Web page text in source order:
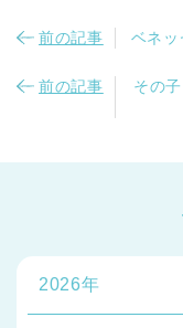
前の記事 ベネ
前の記事
その
2026年